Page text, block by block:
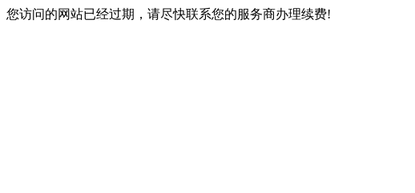
您访问的网站已经过期，请尽快联系您的服务商办理续费!